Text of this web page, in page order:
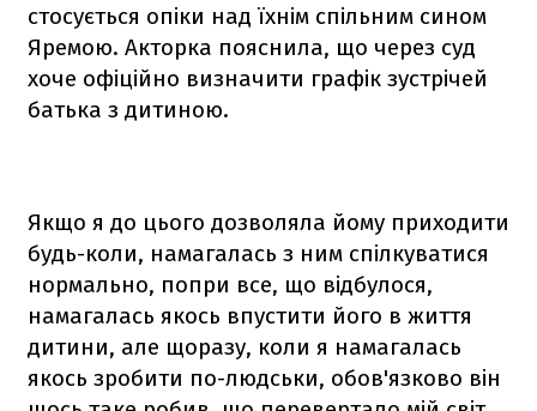
стосується опіки над їхнім спільним сином
Яремою. Акторка пояснила, що через суд
хоче офіційно визначити графік зустрічей
батька з дитиною.
Якщо я до цього дозволяла йому приходити
будь-коли, намагалась з ним спілкуватися
нормально, попри все, що відбулося,
намагалась якось впустити його в життя
дитини, але щоразу, коли я намагалась
якось зробити по-людськи, обов'язково він